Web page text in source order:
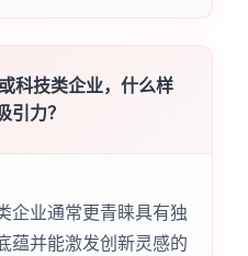
科技类企业，什么样
引力？
企业通常更青睐具有独
蕴并能激发创新灵感的